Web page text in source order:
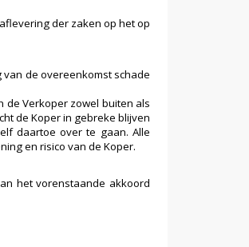
der zaken op het op
de overeenkomst schade
de Verkoper zowel buiten als
de Koper in gebreke blijven
daartoe over te gaan. Alle
en risico van de Koper.
het vorenstaande akkoord